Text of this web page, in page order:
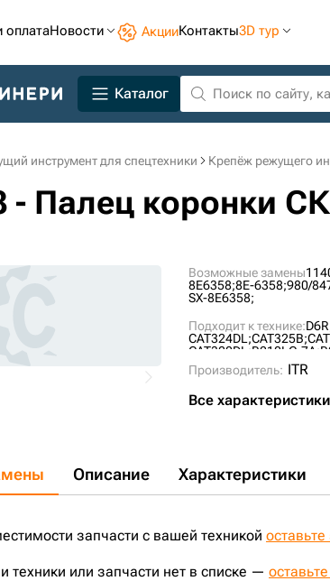
оплатаНовости АкцииКонтакты3D тур
Каталог
инструмент для спецтехники Крепёж режущего
- Палец коронки
Возможные замены
8E6358;8E-6358;980/
SX-8E6358;
Подходит к технике:
CAT324DL;CAT325B;
CAT320DL;R210LC-7A;
SOLAR225NL-V;
R170W-
CAT329D;R220LC-9S;
Производитель: ITR
Все характеристики
Описание Характеристики
запчасти с вашей техникой оставьте
техники или запчасти нет в списке —